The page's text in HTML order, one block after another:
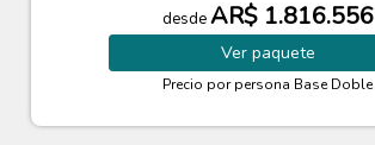
desdeAR$ 1.816.556
Ver paquete
Precio por persona Base Doble